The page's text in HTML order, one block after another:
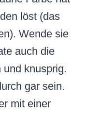
löst (das
Wende sie
auch die
knusprig.
gar sein.
mit einer